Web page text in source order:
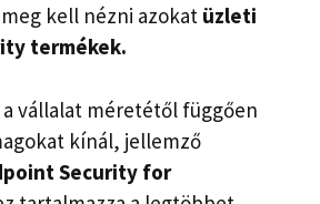
kell nézni azokat üzleti
termékek.
a vállalat méretétől függően
kínál, jellemző
Security for